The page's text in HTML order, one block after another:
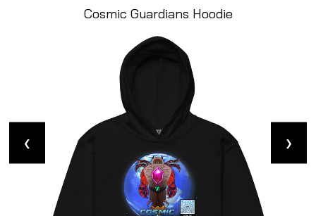
Cosmic Guardians Hoodie
❮ ❯